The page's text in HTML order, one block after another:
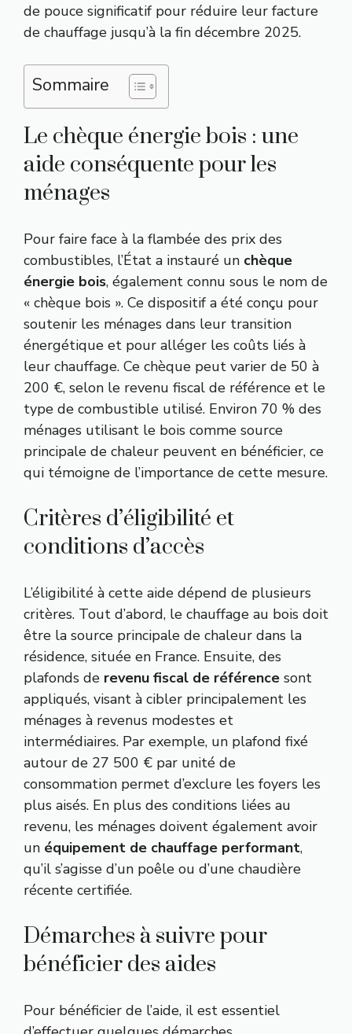
de pouce significatif pour réduire leur facture
de chauffage jusqu’à la fin décembre 2025.
Sommaire
Le chèque énergie bois : une
aide conséquente pour les
ménages
Pour faire face à la flambée des prix des
combustibles, l’État a instauré un chèque
énergie bois, également connu sous le nom de
« chèque bois ». Ce dispositif a été conçu pour
soutenir les ménages dans leur transition
énergétique et pour alléger les coûts liés à
leur chauffage. Ce chèque peut varier de 50 à
200 €, selon le revenu fiscal de référence et le
type de combustible utilisé. Environ 70 % des
ménages utilisant le bois comme source
principale de chaleur peuvent en bénéficier, ce
qui témoigne de l’importance de cette mesure.
Critères d’éligibilité et
conditions d’accès
L’éligibilité à cette aide dépend de plusieurs
critères. Tout d’abord, le chauffage au bois doit
être la source principale de chaleur dans la
résidence, située en France. Ensuite, des
plafonds de revenu fiscal de référence sont
appliqués, visant à cibler principalement les
ménages à revenus modestes et
intermédiaires. Par exemple, un plafond fixé
autour de 27 500 € par unité de
consommation permet d’exclure les foyers les
plus aisés. En plus des conditions liées au
revenu, les ménages doivent également avoir
un équipement de chauffage performant,
qu’il s’agisse d’un poêle ou d’une chaudière
récente certifiée.
Démarches à suivre pour
bénéficier des aides
Pour bénéficier de l’aide, il est essentiel